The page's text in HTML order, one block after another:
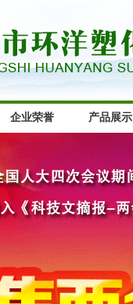
企业荣誉 产品展示